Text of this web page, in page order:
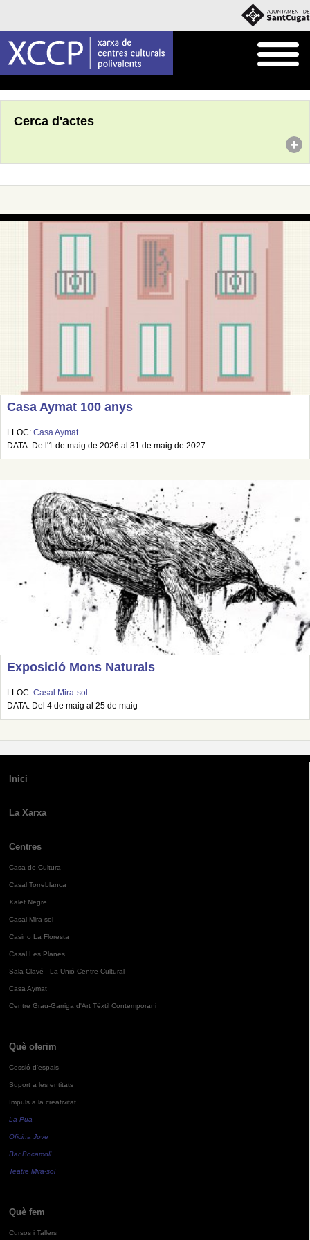
Cerca d'actes
Casa Aymat 100 anys
LLOC: Casa Aymat
DATA: De l'1 de maig de 2026 al 31 de maig de 2027
Exposició Mons Naturals
LLOC: Casal Mira-sol
DATA: Del 4 de maig al 25 de maig
Inici
La Xarxa
Centres
Casa de Cultura
Casal Torreblanca
Xalet Negre
Casal Mira-sol
Casino La Floresta
Casal Les Planes
Sala Clavé - La Unió Centre Cultural
Casa Aymat
Centre Grau-Garriga d'Art Tèxtil Contemporani
Què oferim
Cessió d'espais
Suport a les entitats
Impuls a la creativitat
La Pua
Oficina Jove
Bar Bocamoll
Teatre Mira-sol
Què fem
Cursos i Tallers